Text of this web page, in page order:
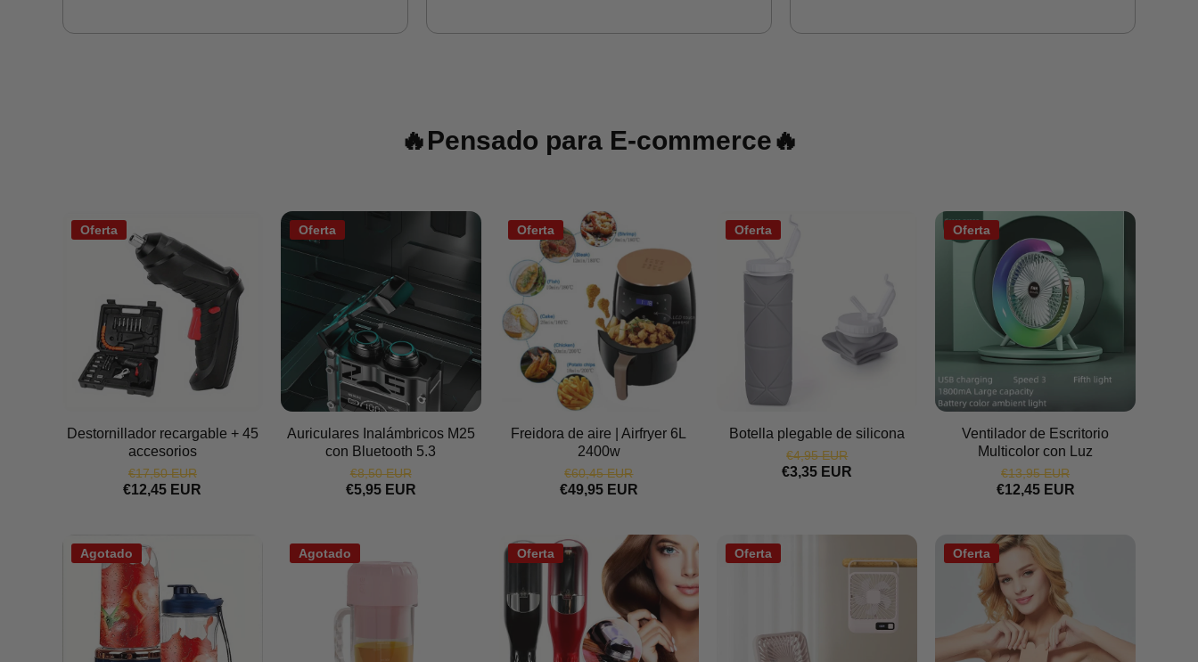
🔥Pensado para E-commerce🔥
Oferta
Destornillador recargable + 45
accesorios
€17,50 EUR
€12,45 EUR
Oferta
Auriculares Inalámbricos M25
con Bluetooth 5.3
€8,50 EUR
€5,95 EUR
Oferta
Freidora de aire | Airfryer 6L
2400w
€60,45 EUR
€49,95 EUR
Oferta
Botella plegable de silicona
€4,95 EUR
€3,35 EUR
Oferta
Ventilador de Escritorio
Multicolor con Luz
€13,95 EUR
€12,45 EUR
Agotado Agotado Oferta Oferta Oferta